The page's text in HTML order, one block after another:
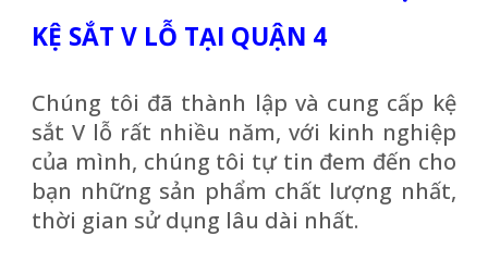
KỆ SẮT V LỖ TẠI QUẬN 4
Chúng tôi đã thành lập và cung cấp kệ
sắt V lỗ rất nhiều năm, với kinh nghiệp
của mình, chúng tôi tự tin đem đến cho
bạn những sản phẩm chất lượng nhất,
thời gian sử dụng lâu dài nhất.